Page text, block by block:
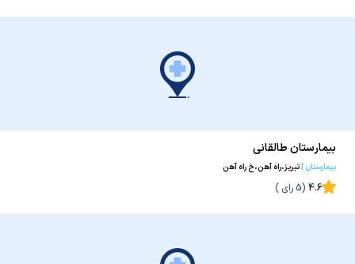
بیمارستان طالقانی
بیمارستان |تبریز،راه آهن،خ راه آهن
4.6
(
5رای )